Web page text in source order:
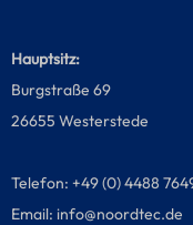
Hauptsitz:
Burgstraße 69
26655 Westerstede
Telefon: +49 (0) 4488
Email: info@noordtec.de